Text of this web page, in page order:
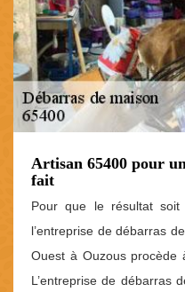
Artisan 65400 pour
fait
Pour que le résultat
l’entreprise de débarras
Ouest à Ouzous procède
L’entreprise de débarras